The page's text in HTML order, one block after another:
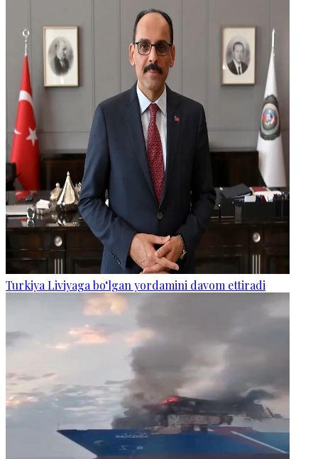
Turkiya Liviyaga bo‘lgan yordamini davom ettiradi